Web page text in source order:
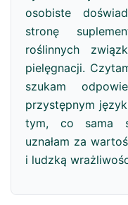
osobiste
stronę
roślinnych
pielęgnacji.
szukam
przystępnym
tym, co sama
uznałam za
i ludzką